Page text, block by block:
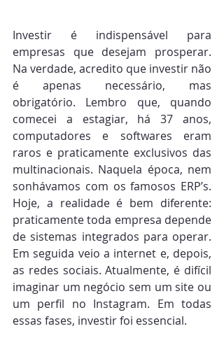
Investir é indispensável para
empresas que desejam prosperar.
Na verdade, acredito que investir não
é apenas necessário, mas
obrigatório. Lembro que, quando
comecei a estagiar, há 37 anos,
computadores e softwares eram
raros e praticamente exclusivos das
multinacionais. Naquela época, nem
sonhávamos com os famosos ERP’s.
Hoje, a realidade é bem diferente:
praticamente toda empresa depende
de sistemas integrados para operar.
Em seguida veio a internet e, depois,
as redes sociais. Atualmente, é difícil
imaginar um negócio sem um site ou
um perfil no Instagram. Em todas
essas fases, investir foi essencial.